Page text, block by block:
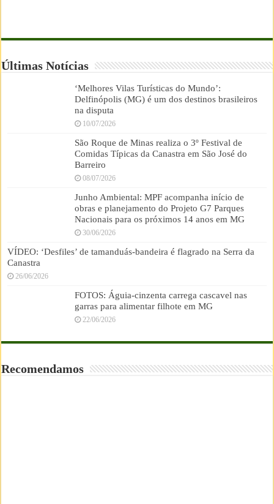
Últimas Notícias
‘Melhores Vilas Turísticas do Mundo’:
Delfinópolis (MG) é um dos destinos brasileiros
na disputa
10/07/2026
São Roque de Minas realiza o 3º Festival de
Comidas Típicas da Canastra em São José do
Barreiro
08/07/2026
Junho Ambiental: MPF acompanha início de
obras e planejamento do Projeto G7 Parques
Nacionais para os próximos 14 anos em MG
30/06/2026
VÍDEO: ‘Desfiles’ de tamanduás-bandeira é flagrado na Serra da
Canastra
26/06/2026
FOTOS: Águia-cinzenta carrega cascavel nas
garras para alimentar filhote em MG
22/06/2026
Recomendamos